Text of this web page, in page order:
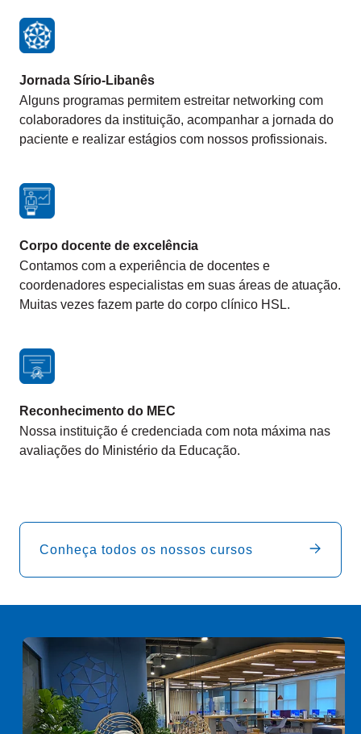
Jornada Sírio-Libanês
Alguns programas permitem estreitar networking com
colaboradores da instituição, acompanhar a jornada do
paciente e realizar estágios com nossos profissionais.
Corpo docente de excelência
Contamos com a experiência de docentes e
coordenadores especialistas em suas áreas de atuação.
Muitas vezes fazem parte do corpo clínico HSL.
Reconhecimento do MEC
Nossa instituição é credenciada com nota máxima nas
avaliações do Ministério da Educação.
Conheça todos os nossos cursos